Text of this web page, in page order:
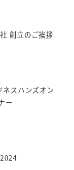
創立のご挨拶
スハンズオン
ー